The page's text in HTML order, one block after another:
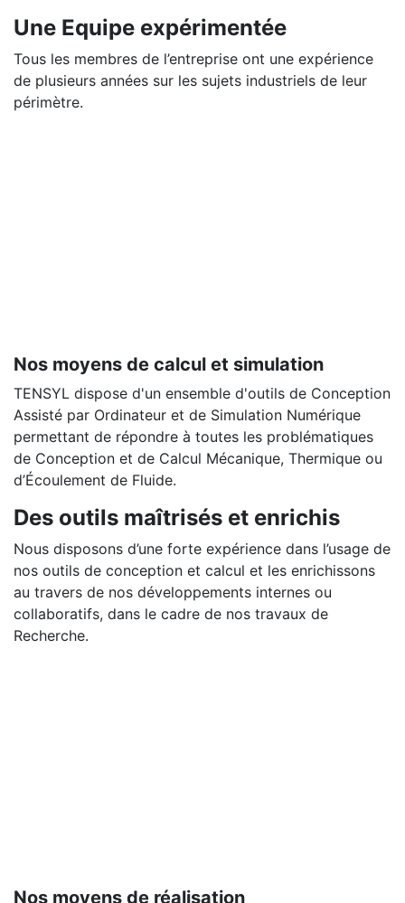
Une Equipe expérimentée
Tous les membres de l’entreprise ont une expérience
de plusieurs années sur les sujets industriels de leur
périmètre.
Nos moyens de calcul et simulation
TENSYL dispose d'un ensemble d'outils de Conception
Assisté par Ordinateur et de Simulation Numérique
permettant de répondre à toutes les problématiques
de Conception et de Calcul Mécanique, Thermique ou
d’Écoulement de Fluide.
Des outils maîtrisés et enrichis
Nous disposons d’une forte expérience dans l’usage de
nos outils de conception et calcul et les enrichissons
au travers de nos développements internes ou
collaboratifs, dans le cadre de nos travaux de
Recherche.
Nos moyens de réalisation